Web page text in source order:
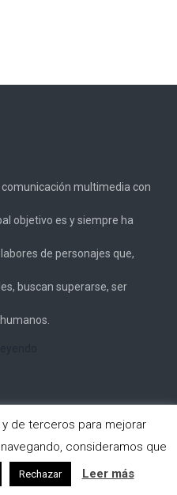
multimedia con
objetivo es y siempre ha
de personajes que,
buscan superarse, ser
. All rights reserved.
FameThemes
de terceros para mejorar
consideramos que
Rechazar Leer más